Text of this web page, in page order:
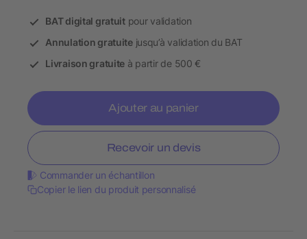
BAT digital gratuitpour validation
Annulation gratuitejusqu’à validation du BAT
Livraison gratuite à partir de 500 €
Ajouter au panier
Recevoir un devis
Commander un échantillon
Copier le lien du produit personnalisé